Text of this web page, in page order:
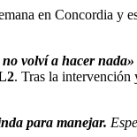
en Concordia y
volví a hacer nada»
. Tras la intervención
para manejar.